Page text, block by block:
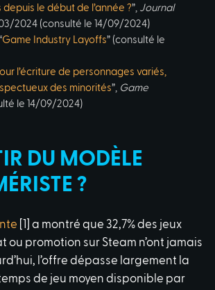
depuis le début de l’année ?”, Journal
2024 (consulté le 14/09/2024)
Game Industry Layoffs” (consulté le
l’écriture de personnages variés,
des minorités”, Game
le 14/09/2024)
DU MODÈLE
?
[1] a montré que 32,7% des jeux
ou promotion sur Steam n’ont jamais
l’offre dépasse largement la
de jeu moyen disponible par